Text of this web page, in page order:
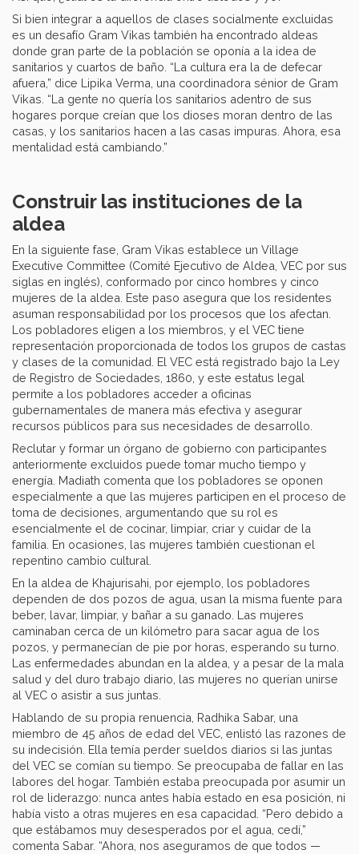
Si bien integrar a aquellos de clases socialmente excluidas
es un desafío Gram Vikas también ha encontrado aldeas
donde gran parte de la población se oponía a la idea de
sanitarios y cuartos de baño. “La cultura era la de defecar
afuera,” dice Lipika Verma, una coordinadora sénior de Gram
Vikas. “La gente no quería los sanitarios adentro de sus
hogares porque creían que los dioses moran dentro de las
casas, y los sanitarios hacen a las casas impuras. Ahora, esa
mentalidad está cambiando.”
Construir las instituciones de la
aldea
En la siguiente fase, Gram Vikas establece un Village
Executive Committee (Comité Ejecutivo de Aldea, VEC por sus
siglas en inglés), conformado por cinco hombres y cinco
mujeres de la aldea. Este paso asegura que los residentes
asuman responsabilidad por los procesos que los afectan.
Los pobladores eligen a los miembros, y el VEC tiene
representación proporcionada de todos los grupos de castas
y clases de la comunidad. El VEC está registrado bajo la Ley
de Registro de Sociedades, 1860, y este estatus legal
permite a los pobladores acceder a oficinas
gubernamentales de manera más efectiva y asegurar
recursos públicos para sus necesidades de desarrollo.
Reclutar y formar un órgano de gobierno con participantes
anteriormente excluidos puede tomar mucho tiempo y
energía. Madiath comenta que los pobladores se oponen
especialmente a que las mujeres participen en el proceso de
toma de decisiones, argumentando que su rol es
esencialmente el de cocinar, limpiar, criar y cuidar de la
familia. En ocasiones, las mujeres también cuestionan el
repentino cambio cultural.
En la aldea de Khajurisahi, por ejemplo, los pobladores
dependen de dos pozos de agua, usan la misma fuente para
beber, lavar, limpiar, y bañar a su ganado. Las mujeres
caminaban cerca de un kilómetro para sacar agua de los
pozos, y permanecían de pie por horas, esperando su turno.
Las enfermedades abundan en la aldea, y a pesar de la mala
salud y del duro trabajo diario, las mujeres no querían unirse
al VEC o asistir a sus juntas.
Hablando de su propia renuencia, Radhika Sabar, una
miembro de 45 años de edad del VEC, enlistó las razones de
su indecisión. Ella temía perder sueldos diarios si las juntas
del VEC se comían su tiempo. Se preocupaba de fallar en las
labores del hogar. También estaba preocupada por asumir un
rol de liderazgo: nunca antes había estado en esa posición, ni
había visto a otras mujeres en esa capacidad. “Pero debido a
que estábamos muy desesperados por el agua, cedí,”
comenta Sabar. “Ahora, nos aseguramos de que todos —